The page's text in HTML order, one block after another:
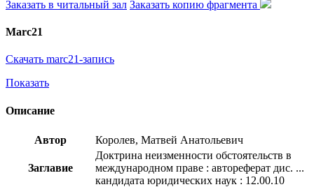
Заказать в читальный зал Заказать копию фрагмента
Marc21
Скачать marc21-запись
Показать
Описание
Автор Королев, Матвей Анатольевич
Заглавие
Доктрина неизменности обстоятельств в
международном праве : автореферат дис. ...
кандидата юридических наук : 12.00.10